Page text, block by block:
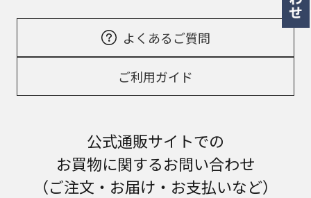
よくあるご質問
ご利用ガイド
公式通販サイトでの
お買物に関するお問い合わせ
（ご注文・お届け・お支払いなど）